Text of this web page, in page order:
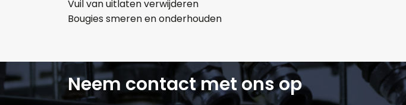
Vuil van uitlaten verwijderen
Bougies smeren en onderhouden
Neem contact met ons op